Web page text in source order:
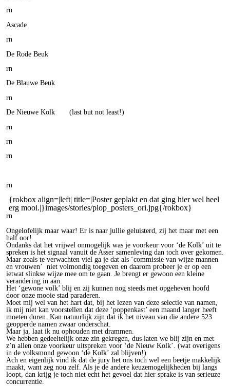
rn
Ascade
rn
De Rode Beuk
rn
De Blauwe Beuk
rn
De Nieuwe Kolk (last but not least!)
rn
rn
rn
rn
{rokbox align=|left| title=|Poster geplakt en dat ging hier wel heel
erg mooi.|}images/stories/plop_posters_ori.jpg{/rokbox}
rn
Ongelofelijk maar waar! Er is naar jullie geluisterd, zij het maar met een
half oor!
Ondanks dat het vrijwel onmogelijk was je voorkeur voor ‘de Kolk’ uit te
spreken is het signaal vanuit de Asser samenleving dan toch over gekomen.
Maar zoals te verwachten viel ga je dat als ‘commissie van wijze mannen
en vrouwen’ niet volmondig toegeven en daarom probeer je er op een
ietwat slinkse wijze mee om te gaan. Je brengt er gewoon een kleine
verandering in aan.
Het ‘gewone volk’ blij en zij kunnen nog steeds met opgeheven hoofd
door onze mooie stad paraderen.
Moet mij wel van het hart dat, bij het lezen van deze selectie van namen,
ik mij niet kan voorstellen dat deze ‘poppenkast’ een maand langer heeft
moeten duren. Kan natuurlijk zijn dat ik het niveau van die andere 523
geopperde namen zwaar onderschat.
Maar ja, laat ik nu ophouden met drammen.
We hebben gedeeltelijk onze zin gekregen, dus laten we blij zijn en met
z’n allen onze voorkeur uitspreken voor ‘de Nieuw Kolk’. (wat overigens
in de volksmond gewoon ‘de Kolk’ zal blijven!)
Ach en eigenlijk vind ik dat de jury het ons toch wel een beetje makkelijk
maakt, want zeg nou zelf. Als je de andere keuzemogelijkheden bij langs
loopt, dan krijg je toch niet echt het gevoel dat hier sprake is van serieuze
concurrentie.